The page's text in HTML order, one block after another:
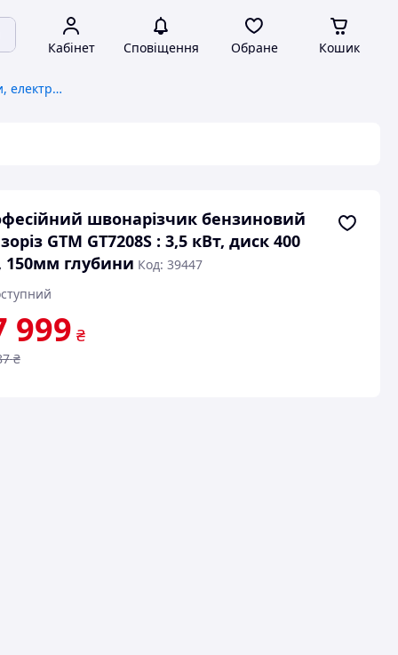
Кабінет Сповіщення Обране Кошик
Швонарізчики, бензорізи, електроріз
швонарізчик бензиновий
GTM GT7208S : 3,5 кВт, диск 400
глубини Код: 39447
999 ₴
₴